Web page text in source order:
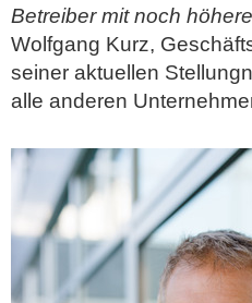
Betreiber mit noch
Wolfgang Kurz,
seiner aktuellen
alle anderen